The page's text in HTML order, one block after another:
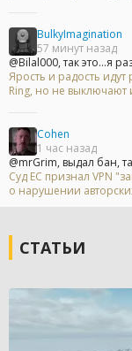
BulkyImagination
57 минут назад
@Bilal000, так это...я
Ярость и радость идут
Ring, но не выключают
Cohen
1 час назад
@mrGrim, выдал бан,
Суд ЕС признал VPN
о нарушении
СТАТЬИ